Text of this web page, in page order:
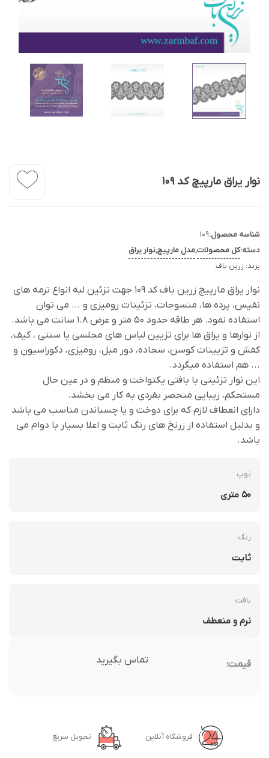
نوار یراق مارپیچ کد 109
شناسه محصول:109
دسته:کل محصولات,مدل مارپیچ,نوار یراق
برند: زرین باف
نوار یراق مارپیچ زرین باف کد 109 جهت تزئین لبه انواع ترمه های
نفیس، پرده ها، منسوجات، تزئینات رومیزی و ... می توان
استفاده نمود. هر طاقه حدود 50 متر و عرض 1.8 سانت می باشد.
از نوارها و یراق ها برای تزیین لباس های مجلسی یا سنتی ، کیف،
کفش و تزیینات کوسن، سجاده، دور مبل، رومیزی، دکوراسیون و
... هم استفاده میگردد.
این نوار تزئینی با بافتی یکنواخت و منظم و در عین حال
مستحکم، زیبایی منحصر بفردی به کار می بخشد.
دارای انعطاف لازم که برای دوخت و یا چسباندن مناسب می باشد
و بدلیل استفاده از زرنخ های رنگ ثابت و اعلا بسیار با دوام می
باشد.
توپ
50 متری
رنگ
ثابت
بافت
نرم و منعطف
قیمت: تماس بگیرید
فروشگاه آنلاین تحویل سریع